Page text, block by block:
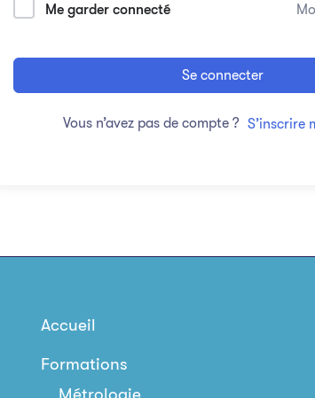
Me garder connecté
Se connecter
Vous n’avez pas de compte ? S’inscrire
Accueil
Formations